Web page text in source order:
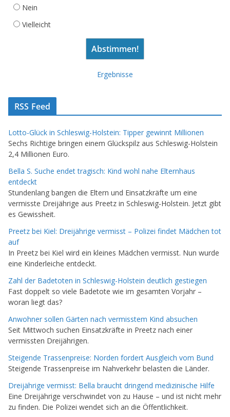
Nein
Vielleicht
Ergebnisse
RSS Feed
Lotto-Glück in Schleswig-Holstein: Tipper gewinnt Millionen
Sechs Richtige bringen einem Glückspilz aus Schleswig-Holstein
2,4 Millionen Euro.
Bella S. Suche endet tragisch: Kind wohl nahe Elternhaus
entdeckt
Stundenlang bangen die Eltern und Einsatzkräfte um eine
vermisste Dreijährige aus Preetz in Schleswig-Holstein. Jetzt gibt
es Gewissheit.
Preetz bei Kiel: Dreijährige vermisst – Polizei findet Mädchen tot
auf
In Preetz bei Kiel wird ein kleines Mädchen vermisst. Nun wurde
eine Kinderleiche entdeckt.
Zahl der Badetoten in Schleswig-Holstein deutlich gestiegen
Fast doppelt so viele Badetote wie im gesamten Vorjahr –
woran liegt das?
Anwohner sollen Gärten nach vermisstem Kind absuchen
Seit Mittwoch suchen Einsatzkräfte in Preetz nach einer
vermissten Dreijährigen.
Steigende Trassenpreise: Norden fordert Ausgleich vom Bund
Steigende Trassenpreise im Nahverkehr belasten die Länder.
Dreijährige vermisst: Bella braucht dringend medizinische Hilfe
Eine Dreijährige verschwindet von zu Hause – und ist nicht mehr
zu finden. Die Polizei wendet sich an die Öffentlichkeit.